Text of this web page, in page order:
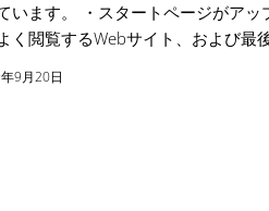
います。 ・スタートページがアッ
く閲覧するWebサイト、および最
9月20日